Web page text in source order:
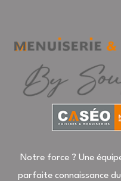
Notre force ? Une
parfaite connaissance